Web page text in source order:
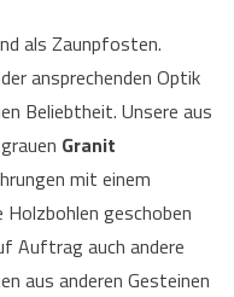
als Zaunpfosten.
ansprechenden Optik
Beliebtheit. Unsere aus
Granit
mit einem
geschoben
Auftrag auch andere
aus anderen Gesteinen